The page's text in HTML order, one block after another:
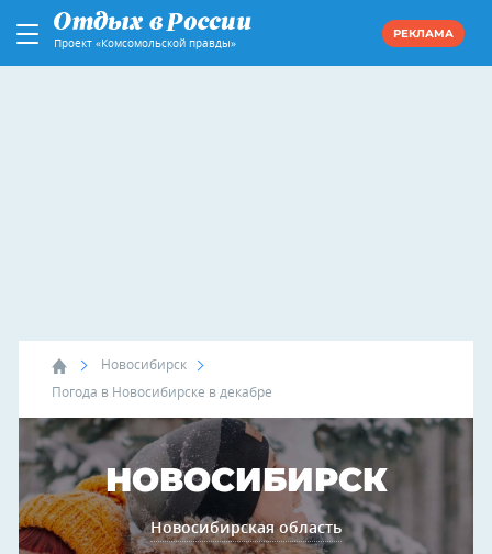
Проект «Комсомольской правды»
РЕКЛАМА
Новосибирск
Погода в Новосибирске в декабре
НОВОСИБИРСК
Новосибирская область